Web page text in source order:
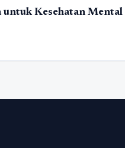
untuk Kesehatan Mental